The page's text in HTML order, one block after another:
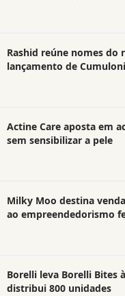
Rashid reúne nomes do
lançamento de
Actine Care aposta em
sem sensibilizar a pele
Milky Moo destina
ao empreendedorismo
Borelli leva Borelli Bites
distribui 800 unidades